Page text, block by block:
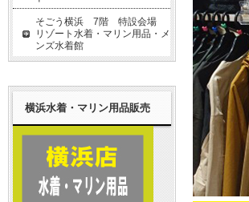
そごう横浜 7階 特設会場
リゾート水着・マリン用品・メ
ンズ水着館
横浜水着・マリン用品販売